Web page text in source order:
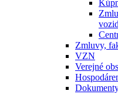
Zmluvy,
VZN
Verejné